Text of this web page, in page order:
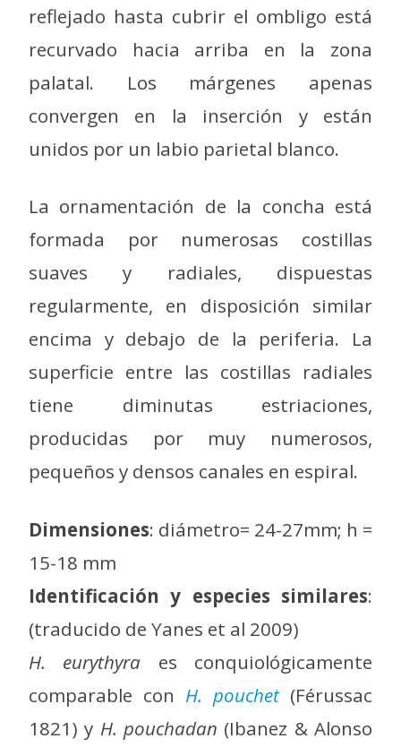
reflejado hasta cubrir el ombligo está
recurvado hacia arriba en la zona
palatal. Los márgenes apenas
convergen en la inserción y están
unidos por un labio parietal blanco.
La ornamentación de la concha está
formada por numerosas costillas
suaves y radiales, dispuestas
regularmente, en disposición similar
encima y debajo de la periferia. La
superficie entre las costillas radiales
tiene diminutas estriaciones,
producidas por muy numerosos,
pequeños y densos canales en espiral.
Dimensiones: diámetro= 24-27mm; h =
15-18 mm
Identificación y especies similares:
(traducido de Yanes et al 2009)
H. eurythyra es conquiológicamente
comparable con H. pouchet(Férussac
1821) y H. pouchadan (Ibanez & Alonso